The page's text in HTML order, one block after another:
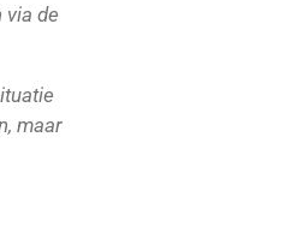
via de
maar